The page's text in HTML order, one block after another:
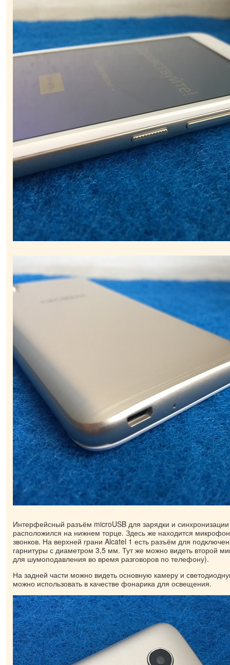
Интерфейсный разъём microUSB для зарядки и
расположился на нижнем торце. Здесь же находится
звонков. На верхней грани Alcatel 1 есть разъём для
гарнитуры с диаметром 3,5 мм. Тут же можно видеть второй
для шумоподавления во время разговоров по телефону).
На задней части можно видеть основную камеру и
можно использовать в качестве фонарика для освещения.